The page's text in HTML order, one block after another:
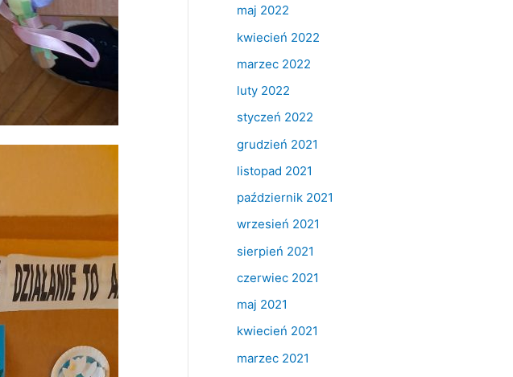
maj 2022
kwiecień 2022
marzec 2022
luty 2022
styczeń 2022
grudzień 2021
listopad 2021
październik 2021
wrzesień 2021
sierpień 2021
czerwiec 2021
maj 2021
kwiecień 2021
marzec 2021